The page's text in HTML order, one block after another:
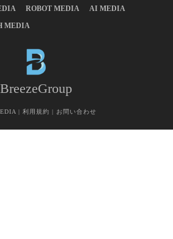
ROBOT MEDIA
AI MEDIA
MEDIA
BreezeGroup
| 利用規約 | お問い合わせ